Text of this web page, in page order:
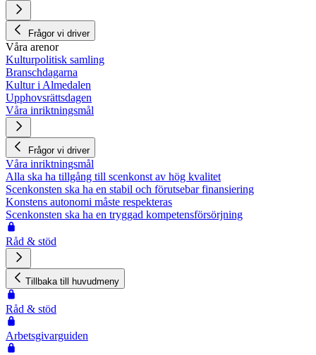
Frågor vi driver
Våra arenor
Kulturpolitisk samling
Branschdagarna
Kultur i Almedalen
Upphovsrättsdagen
Våra inriktningsmål
Frågor vi driver
Våra inriktningsmål
Alla ska ha tillgång till scenkonst av hög kvalitet
Scenkonsten ska ha en stabil och förutsebar finansiering
Konstens autonomi måste respekteras
Scenkonsten ska ha en tryggad kompetensförsörjning
Råd & stöd
Tillbaka till huvudmeny
Råd & stöd
Arbetsgivarguiden